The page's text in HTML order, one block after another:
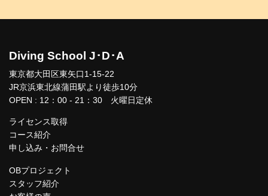
Diving School J･D･A
東京都大田区東矢口1-15-22
JR京浜東北線蒲田駅より徒歩10分
OPEN : 12：00 - 21：30 火曜日定休
ライセンス取得
コース紹介
申し込み・お問合せ
OBプロジェクト
スタッフ紹介